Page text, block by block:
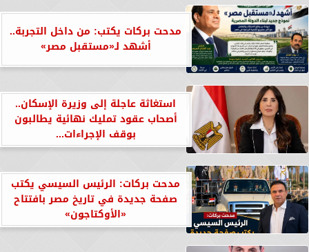
مدحت بركات يكتب: من داخل التجربة..
أشهد لـ«مستقبل مصر»
استغاثة عاجلة إلى وزيرة الإسكان..
أصحاب عقود تمليك نهائية يطالبون
بوقف الإجراءات...
مدحت بركات: الرئيس السيسي يكتب
صفحة جديدة في تاريخ مصر بافتتاح
«الأوكتاجون»